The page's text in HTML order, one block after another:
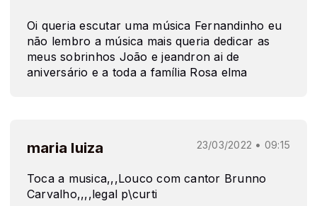
Oi queria escutar uma música Fernandinho eu
não lembro a música mais queria dedicar as
meus sobrinhos João e jeandron ai de
aniversário e a toda a família Rosa elma
maria luiza 23/03/2022 • 09:15
Toca a musica,,,Louco com cantor Brunno
Carvalho,,,,legal p\curti